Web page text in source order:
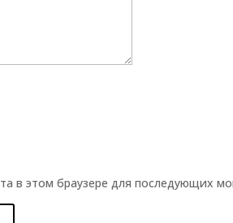
в этом браузере для последующих